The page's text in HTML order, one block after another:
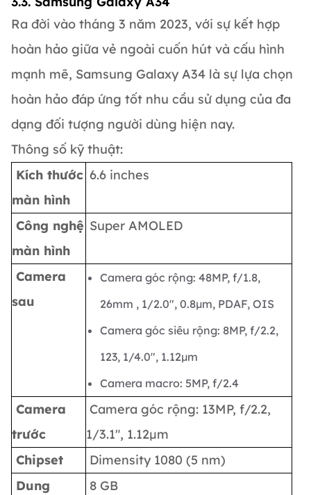
Ra đời vào tháng 3 năm 2023, với sự kết hợp
hoàn hảo giữa vẻ ngoài cuốn hút và cấu hình
mạnh mẽ, Samsung Galaxy A34 là sự lựa chọn
hoàn hảo đáp ứng tốt nhu cầu sử dụng của đa
dạng đối tượng người dùng hiện nay.
Thông số kỹ thuật:
Kích thước
màn hình
6.6 inches
Công nghệ
màn hình
Super AMOLED
Camera
sau
Camera góc rộng: 48MP, f/1.8,
26mm , 1/2.0", 0.8µm, PDAF, OIS
Camera góc siêu rộng: 8MP, f/2.2,
123, 1/4.0", 1.12µm
Camera macro: 5MP, f/2.4
Camera
trước
Camera góc rộng: 13MP, f/2.2,
1/3.1", 1.12µm
Chipset
Dimensity 1080 (5 nm)
Dung
8 GB